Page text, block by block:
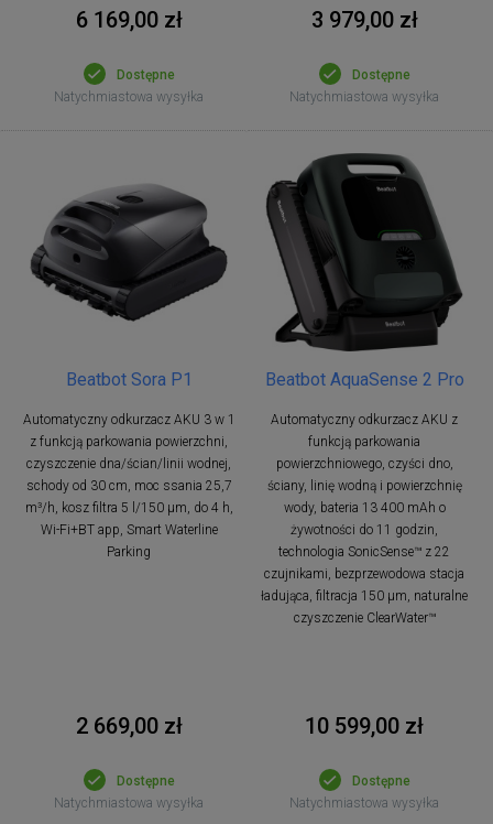
6 169,00 zł
Dostępne
Natychmiastowa wysyłka
3 979,00 zł
Dostępne
Natychmiastowa wysyłka
Beatbot Sora P1
Automatyczny odkurzacz AKU 3 w 1
z funkcją parkowania powierzchni,
czyszczenie dna/ścian/linii wodnej,
schody od 30 cm, moc ssania 25,7
m³/h, kosz filtra 5 l/150 µm, do 4 h,
Wi-Fi+BT app, Smart Waterline
Parking
2 669,00 zł
Dostępne
Natychmiastowa wysyłka
Beatbot AquaSense 2 Pro
Automatyczny odkurzacz AKU z
funkcją parkowania
powierzchniowego, czyści dno,
ściany, linię wodną i powierzchnię
wody, bateria 13 400 mAh o
żywotności do 11 godzin,
technologia SonicSense™ z 22
czujnikami, bezprzewodowa stacja
ładująca, filtracja 150 μm, naturalne
czyszczenie ClearWater™
10 599,00 zł
Dostępne
Natychmiastowa wysyłka